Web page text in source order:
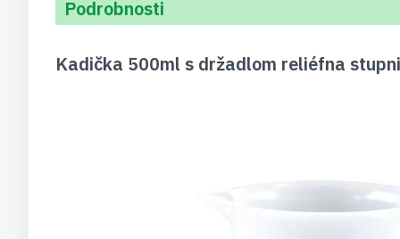
Podrobnosti
Kadička 500ml s držadlom reliéfna